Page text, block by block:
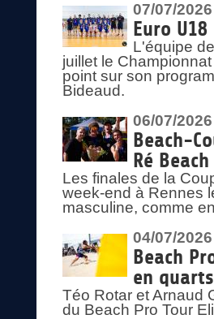
07/07/2026
Euro
L'équipe
juillet le
point sur son
Bideaud.
06/07/2026
Beach-
Ré
Les finales de la
week-end à Rennes
masculine, comme
04/07/2026
Beach
en quarts
Téo Rotar et Arnaud
du Beach Pro Tour